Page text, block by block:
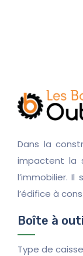
Dans la
impactent la
l’immobilier.
l’édifice à
Boîte à
Type de caisse